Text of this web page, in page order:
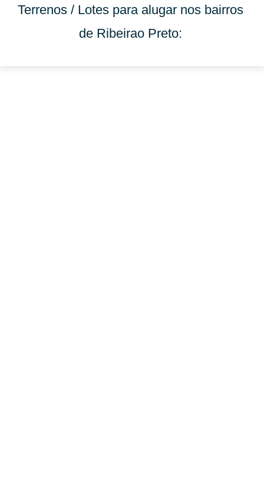
Terrenos / Lotes para alugar nos bairros
de Ribeirao Preto: